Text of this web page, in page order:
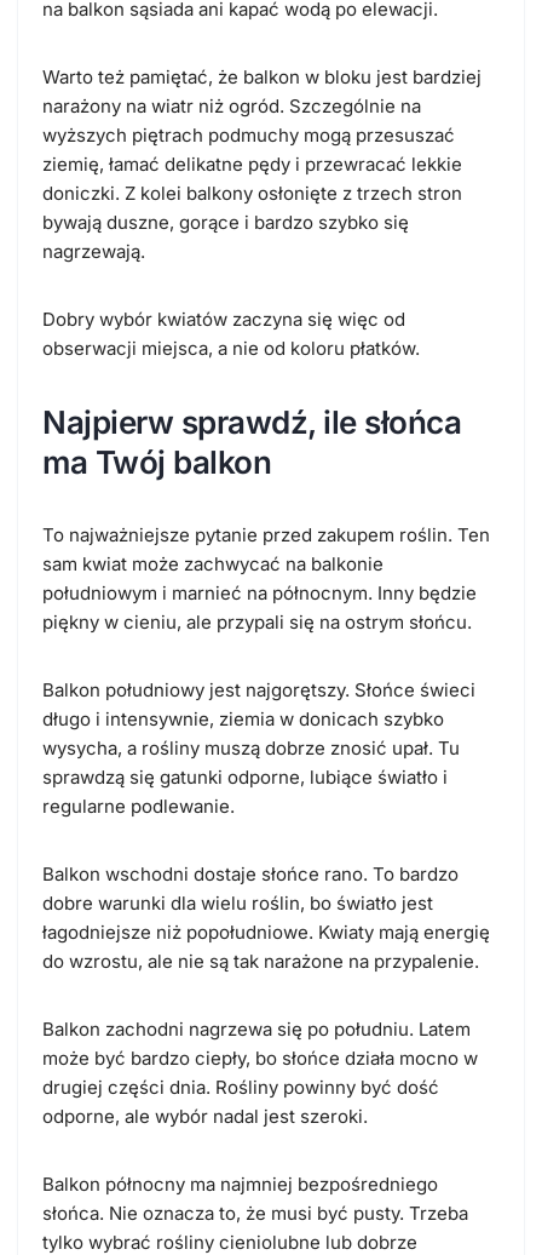
na balkon sąsiada ani kapać wodą po elewacji.
Warto też pamiętać, że balkon w bloku jest bardziej
narażony na wiatr niż ogród. Szczególnie na
wyższych piętrach podmuchy mogą przesuszać
ziemię, łamać delikatne pędy i przewracać lekkie
doniczki. Z kolei balkony osłonięte z trzech stron
bywają duszne, gorące i bardzo szybko się
nagrzewają.
Dobry wybór kwiatów zaczyna się więc od
obserwacji miejsca, a nie od koloru płatków.
Najpierw sprawdź, ile słońca
ma Twój balkon
To najważniejsze pytanie przed zakupem roślin. Ten
sam kwiat może zachwycać na balkonie
południowym i marnieć na północnym. Inny będzie
piękny w cieniu, ale przypali się na ostrym słońcu.
Balkon południowy jest najgorętszy. Słońce świeci
długo i intensywnie, ziemia w donicach szybko
wysycha, a rośliny muszą dobrze znosić upał. Tu
sprawdzą się gatunki odporne, lubiące światło i
regularne podlewanie.
Balkon wschodni dostaje słońce rano. To bardzo
dobre warunki dla wielu roślin, bo światło jest
łagodniejsze niż popołudniowe. Kwiaty mają energię
do wzrostu, ale nie są tak narażone na przypalenie.
Balkon zachodni nagrzewa się po południu. Latem
może być bardzo ciepły, bo słońce działa mocno w
drugiej części dnia. Rośliny powinny być dość
odporne, ale wybór nadal jest szeroki.
Balkon północny ma najmniej bezpośredniego
słońca. Nie oznacza to, że musi być pusty. Trzeba
tylko wybrać rośliny cieniolubne lub dobrze